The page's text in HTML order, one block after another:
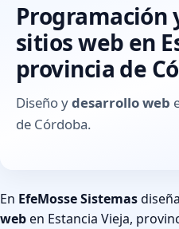
Programación
sitios web en
provincia de
Diseño ydesarrollo web
de Córdoba.
En EfeMosse Sistemas
weben Estancia Vieja,